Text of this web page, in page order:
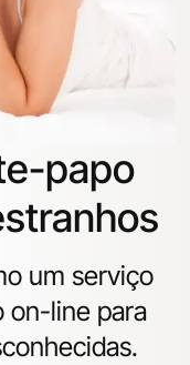
papo
um serviço
on-line para